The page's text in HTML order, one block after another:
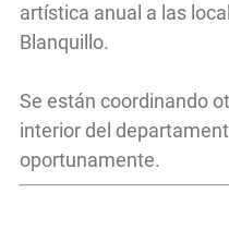
artística anual a las
Blanquillo.
Se están coordinando
interior del
oportunamente.